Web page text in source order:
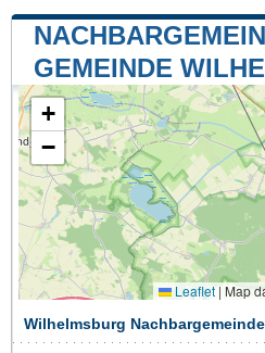
GEMEINDE
+
−
Leaflet | Map
Wilhelmsburg